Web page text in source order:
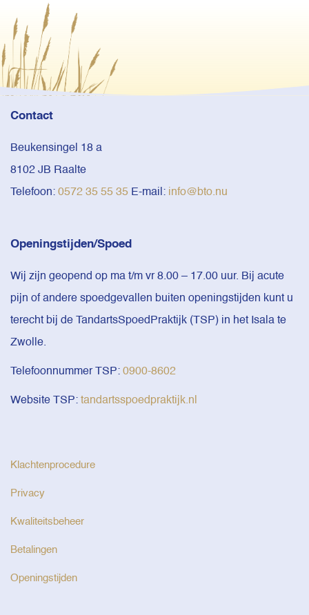
Contact
Beukensingel 18 a
8102 JB Raalte
Telefoon: 0572 35 55 35 E-mail: info@bto.nu
Openingstijden/Spoed
Wij zijn geopend op ma t/m vr 8.00 – 17.00 uur. Bij acute
pijn of andere spoedgevallen buiten openingstijden kunt u
terecht bij de TandartsSpoedPraktijk (TSP) in het Isala te
Zwolle.
Telefoonnummer TSP: 0900-8602
Website TSP: tandartsspoedpraktijk.nl
Klachtenprocedure
Privacy
Kwaliteitsbeheer
Betalingen
Openingstijden